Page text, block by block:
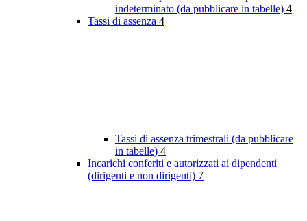
indeterminato (da pubblicare in tabelle) 4
Tassi di assenza 4
Tassi di assenza trimestrali (da pubblicare
in tabelle) 4
Incarichi conferiti e autorizzati ai dipendenti
(dirigenti e non dirigenti) 7